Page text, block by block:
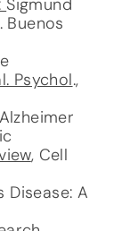
Sigmund
Buenos
Psychol.,
, Cell
Disease: A